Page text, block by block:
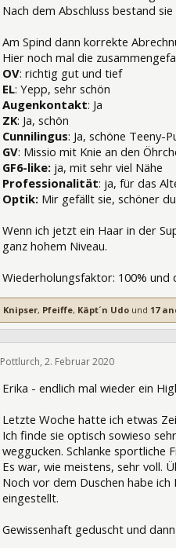
Nach dem Abschluss bestand
Am Spind dann korrekte
Hier noch mal die
OV: richtig gut und tief
EL: Yepp, sehr schön
Augenkontakt: Ja
ZK: Ja, schön
Cunnilingus: Ja, schöne Teeny-
GV: Missio mit Knie an den
GF6-like: ja, mit sehr viel Nähe
Professionalität: ja, für das
Optik: Mir gefällt sie, schöner
Wenn ich jetzt ein Haar in der
ganz hohem Niveau.
Wiederholungsfaktor: 100% und
Knipser, Pfeiffe, Käpt´n Udo und 17
Pottlurch, 2. Februar 2020
Erika - endlich mal wieder ein
Letzte Woche hatte ich etwas
Ich finde sie optisch sowieso
weggucken. Schlanke sportliche
Es war, wie meistens, sehr voll.
Noch vor dem Duschen habe
eingestellt.
Gewissenhaft geduscht und